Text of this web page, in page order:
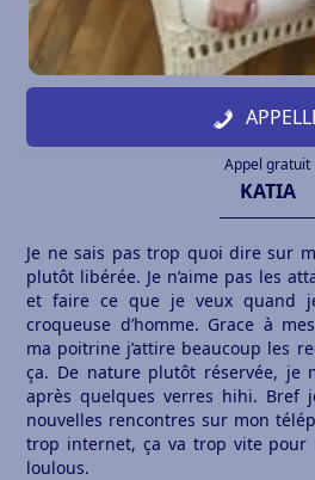
Appel gratuit
KATIA
Je ne sais pas trop quoi dire sur
plutôt libérée. Je n’aime pas les
et faire ce que je veux quand
croqueuse d’homme. Grace à
ma poitrine j’attire beaucoup les
ça. De nature plutôt réservée, je
après quelques verres hihi. Bref
nouvelles rencontres sur mon
trop internet, ça va trop vite pour
loulous.